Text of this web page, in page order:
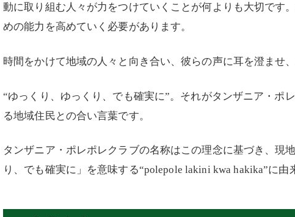
動に取り組む人々が力をつけていくことが何よりも大切です
めの能力を高めていく必要があります。
時間をかけて地域の人々と向き合い、彼らの声に耳を澄ませ
“ゆっくり、ゆっくり、でも確実に”。それがタンザニア・ポ
る地域住民との合い言葉です。
タンザニア・ポレポレクラブの名称はこの理念に基づき、現
り、でも確実に」を意味する“polepole lakini kwa hakika”に由